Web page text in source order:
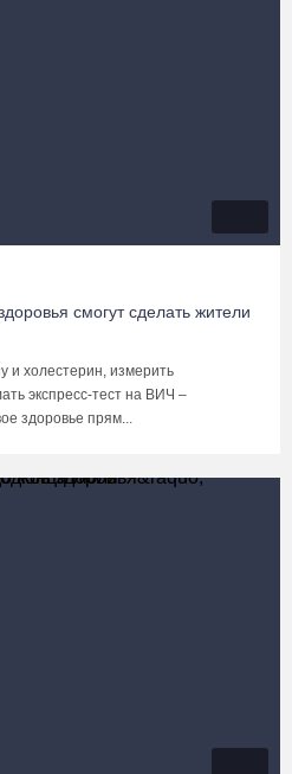
смогут сделать жители
и холестерин, измерить
экспресс-тест на ВИЧ –
здоровье прям...